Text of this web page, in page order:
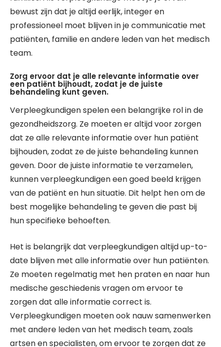
bewust zijn dat je altijd eerlijk, integer en
professioneel moet blijven in je communicatie met
patiënten, familie en andere leden van het medisch
team.
Zorg ervoor dat je alle relevante informatie over
een patiënt bijhoudt, zodat je de juiste
behandeling kunt geven.
Verpleegkundigen spelen een belangrijke rol in de
gezondheidszorg. Ze moeten er altijd voor zorgen
dat ze alle relevante informatie over hun patiënt
bijhouden, zodat ze de juiste behandeling kunnen
geven. Door de juiste informatie te verzamelen,
kunnen verpleegkundigen een goed beeld krijgen
van de patiënt en hun situatie. Dit helpt hen om de
best mogelijke behandeling te geven die past bij
hun specifieke behoeften.
Het is belangrijk dat verpleegkundigen altijd up-to-
date blijven met alle informatie over hun patiënten.
Ze moeten regelmatig met hen praten en naar hun
medische geschiedenis vragen om ervoor te
zorgen dat alle informatie correct is.
Verpleegkundigen moeten ook nauw samenwerken
met andere leden van het medisch team, zoals
artsen en specialisten, om ervoor te zorgen dat ze